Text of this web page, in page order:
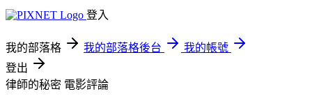
登入
我的部落格 我的部落格後台
我的帳號
登出
律師的秘密 電影評論